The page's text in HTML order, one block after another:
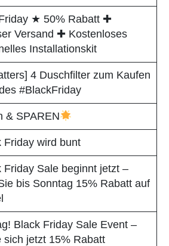
★ 50% Rabatt ✚
Versand ✚ Kostenloses
Installationskit
4 Duschfilter zum Kaufen
#BlackFriday
& SPAREN
Friday wird bunt
Friday Sale beginnt jetzt –
bis Sonntag 15% Rabatt auf
Black Friday Sale Event –
sich jetzt 15% Rabatt